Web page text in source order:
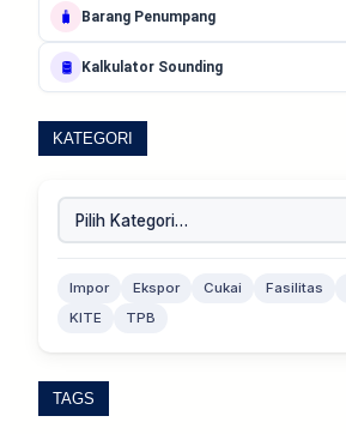
🧳 Barang Penumpang
🛢️ Kalkulator Sounding
KATEGORI
Impor Ekspor Cukai Fasilitas
KITE
TPB
TAGS